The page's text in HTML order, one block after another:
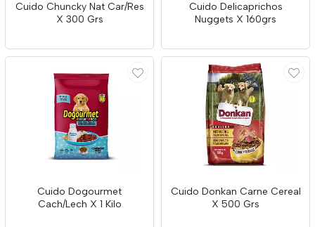
Cuido Chuncky Nat Car/Res
X 300 Grs
Cuido Delicaprichos
Nuggets X 160grs
Cuido Dogourmet
Cach/Lech X 1 Kilo
Cuido Donkan Carne Cereal
X 500 Grs